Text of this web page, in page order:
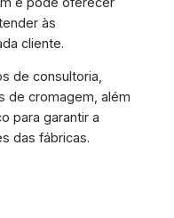
às
cliente.
de consultoria,
de cromagem, além
para garantir a
das fábricas.